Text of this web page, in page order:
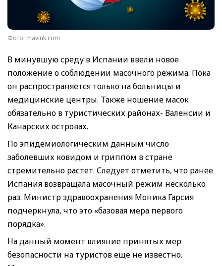
Фото: mavink.com
В минувшую среду в Испании ввели новое
положение о соблюдении масочного режима. Пока
он распространяется только на больницы и
медицинские центры. Также ношение масок
обязательно в туристических районах- Валенсии и
Канарских островах.
По эпидемиологическим данным число
заболевших ковидом и гриппом в стране
стремительно растет. Следует отметить, что ранее
Испания возвращала масочный режим несколько
раз. Министр здравоохранения Моника Гарсия
подчеркнула, что это «базовая мера первого
порядка».
На данный момент влияние принятых мер
безопасности на туристов еще не известно.